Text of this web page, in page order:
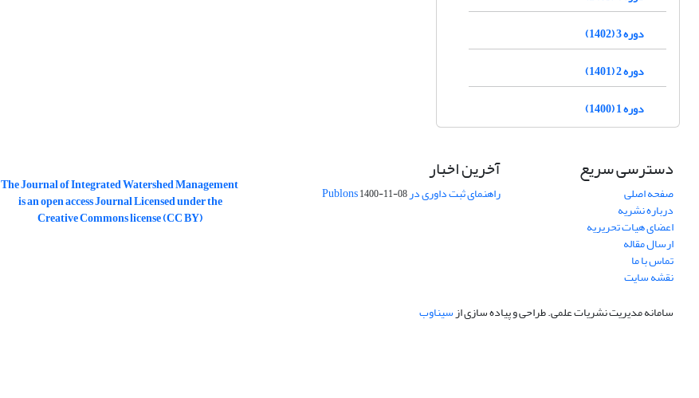
دوره 3 (1402)
دوره 2 (1401)
دوره 1 (1400)
دسترسی سریع
صفحه اصلی
درباره نشریه
اعضای هیات تحریریه
ارسال مقاله
تماس با ما
نقشه سایت
آخرین اخبار
راهنمای ثبت داوری در Publons1400-11-08
The Journal of Integrated Watershed Management
is an open access Journal Licensed under the
Creative Commons license (CC BY)
سامانه مدیریت نشریات علمی.طراحی و پیاده سازی ازسیناوب